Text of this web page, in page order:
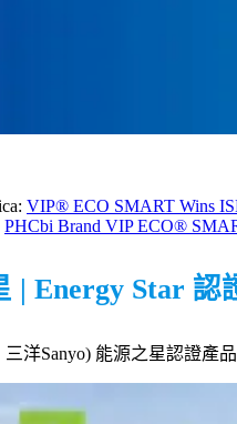
VIP® ECO SMART Wins
PHCbi Brand VIP ECO®
| Energy Star 認
三洋Sanyo) 能源之星認證